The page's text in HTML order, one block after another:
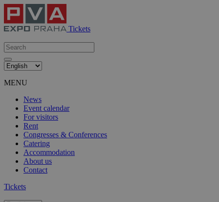
Tickets
MENU
News
Event calendar
For visitors
Rent
Congresses & Conferences
Catering
Accommodation
About us
Contact
Tickets